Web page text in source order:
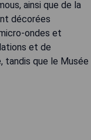
ainsi que de la
décorées
ondes et
et de
tandis que le Musée